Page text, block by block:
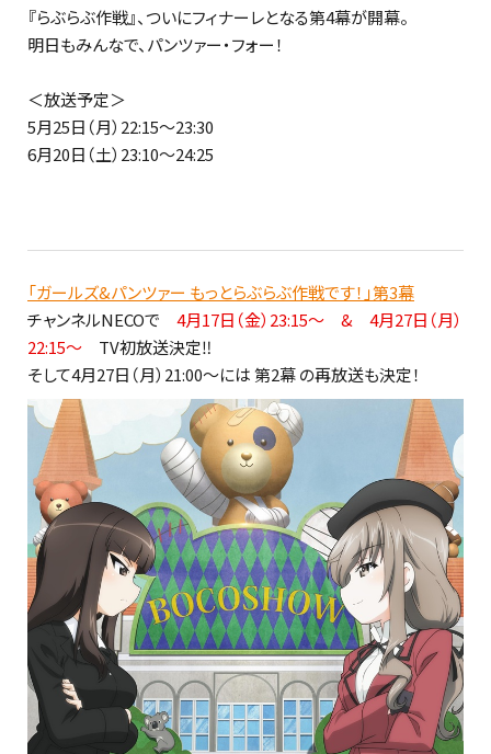
『らぶらぶ作戦』、ついにフィナーレとなる第4幕が開幕。
明日もみんなで、パンツァー・フォー！
＜放送予定＞
5月25日（月）22:15～23:30
6月20日（土）23:10～24:25
「ガールズ&パンツァー もっとらぶらぶ作戦です！」第3幕
チャンネルNECOで 4月17日（金）23:15～ & 4月27日（月）
22:15～ TV初放送決定‼
そして4月27日（月）21:00～には 第2幕 の再放送も決定！